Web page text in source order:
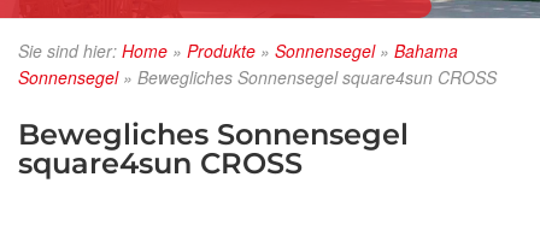
Sie sind hier: Home » Produkte » Sonnensegel» Bahama
Sonnensegel» Bewegliches Sonnensegel square4sun CROSS
Bewegliches Sonnensegel
square4sun CROSS